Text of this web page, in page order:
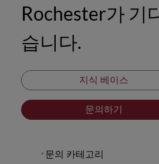
Rochester가 기
습니다.
지식 베이스
문의하기
* 문의 카테고리